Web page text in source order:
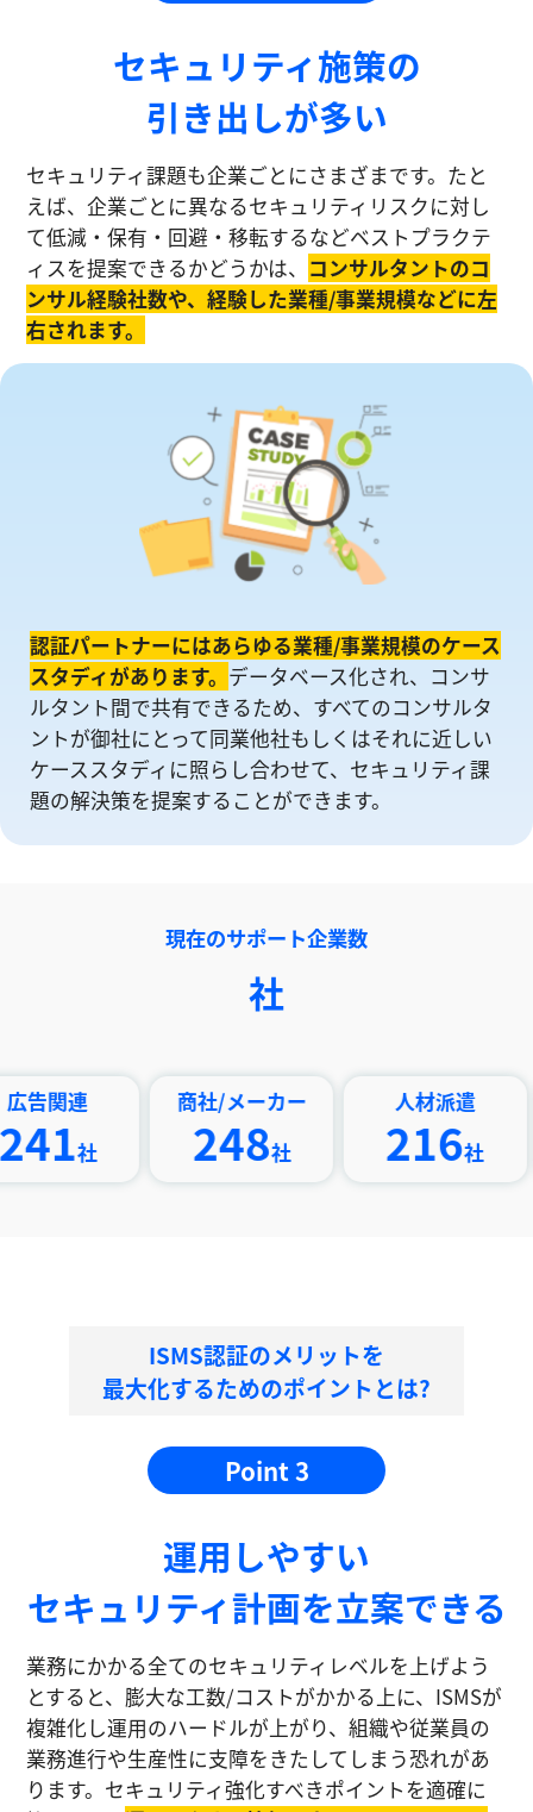
セキュリティ施策の
引き出しが多い
セキュリティ課題も企業ごとにさまざまです。たと
えば、企業ごとに異なるセキュリティリスクに対し
て低減・保有・回避・移転するなどベストプラクテ
ィスを提案できるかどうかは、 コンサルタントのコ
ンサル経験社数や、経験した業種/事業規模などに左
右されます。
認証パートナーにはあらゆる業種/事業規模のケース
スタディがあります。 データベース化され、コンサ
ルタント間で共有できるため、すべてのコンサルタ
ントが御社にとって同業他社もしくはそれに近しい
ケーススタディに照らし合わせて、セキュリティ課
題の解決策を提案することができます。
現在のサポート企業数
社
商社/メーカー
社 社
ISMS認証のメリットを
最大化するためのポイントとは?
Point 3
運⽤しやすい
セキュリティ計画を⽴案できる
業務にかかる全てのセキュリティレベルを上げよう
とすると、膨大な工数/コストがかかる上に、ISMSが
複雑化し運⽤のハードルが上がり、組織や従業員の
業務進⾏や生産性に⽀障をきたしてしまう恐れがあ
ります。セキュリティ強化すべきポイントを適確に